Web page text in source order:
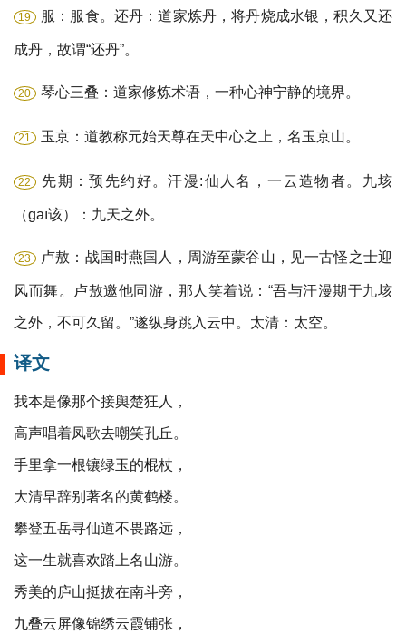
19 服：服食。还丹：道家炼丹，将丹烧成水银，积久又还
成丹，故谓“还丹”。
20 琴心三叠：道家修炼术语，一种心神宁静的境界。
21 玉京：道教称元始天尊在天中心之上，名玉京山。
22 先期：预先约好。汗漫:仙人名，一云造物者。九垓
（gāī该）：九天之外。
23 卢敖：战国时燕国人，周游至蒙谷山，见一古怪之士迎
风而舞。卢敖邀他同游，那人笑着说：“吾与汗漫期于九垓
之外，不可久留。”遂纵身跳入云中。太清：太空。
译文
我本是像那个接舆楚狂人，
高声唱着凤歌去嘲笑孔丘。
手里拿一根镶绿玉的棍杖，
大清早辞别著名的黄鹤楼。
攀登五岳寻仙道不畏路远，
这一生就喜欢踏上名山游。
秀美的庐山挺拔在南斗旁，
九叠云屏像锦绣云霞铺张，